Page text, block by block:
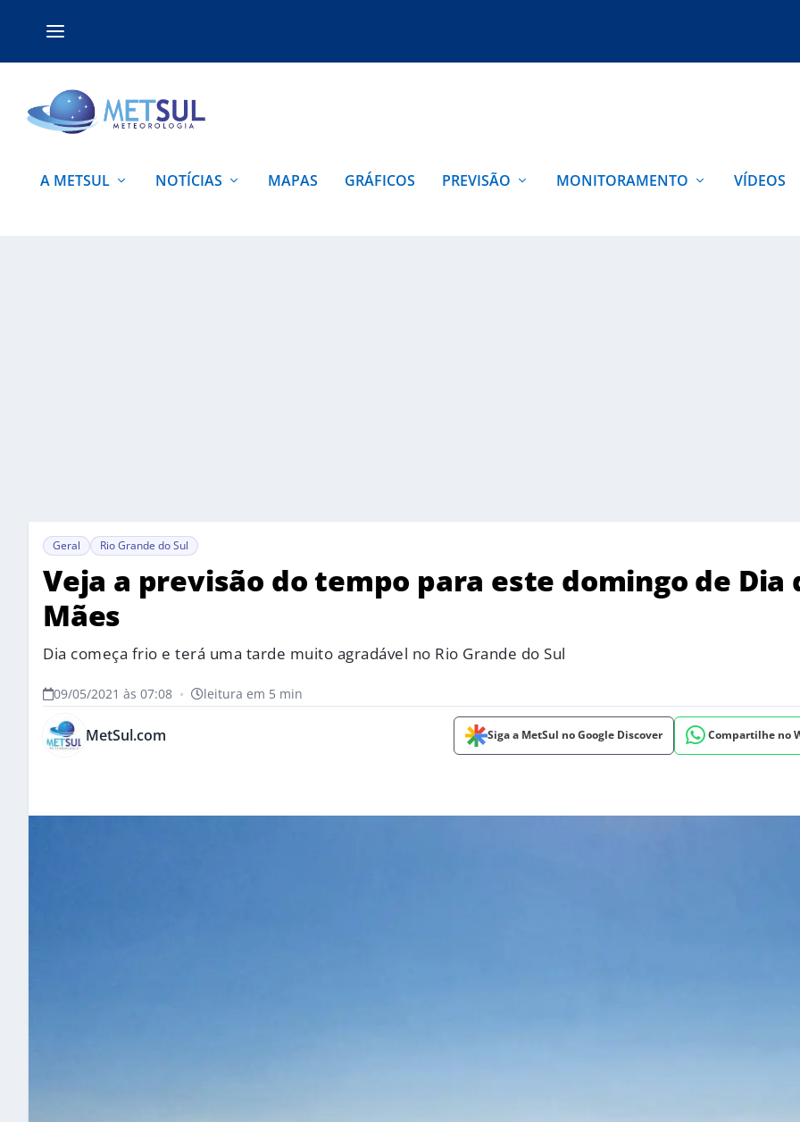
A METSUL NOTÍCIAS MAPAS GRÁFICOS PREVISÃO MONITORAMENTO VÍDEOS
Geral Rio Grande do Sul
Veja a previsão do tempo para este domingo de Dia
Mães
Dia começa frio e terá uma tarde muito agradável no Rio Grande do Sul
09/05/2021 às 07:08 • leitura em 5 min
MetSul.com Siga a MetSul no Google Discover Compartilhe no